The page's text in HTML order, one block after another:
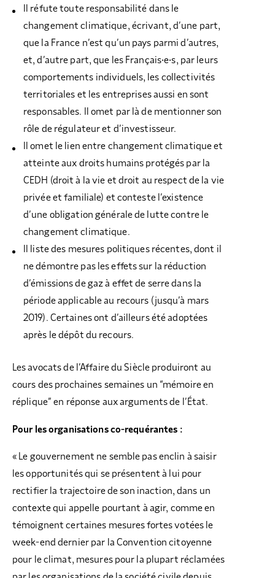
Il réfute toute responsabilité dans le
changement climatique, écrivant, d’une part,
que la France n’est qu’un pays parmi d’autres,
et, d’autre part, que les Français·e·s, par leurs
comportements individuels, les collectivités
territoriales et les entreprises aussi en sont
responsables. Il omet par là de mentionner son
rôle de régulateur et d’investisseur.
Il omet le lien entre changement climatique et
atteinte aux droits humains protégés par la
CEDH (droit à la vie et droit au respect de la vie
privée et familiale) et conteste l’existence
d’une obligation générale de lutte contre le
changement climatique.
Il liste des mesures politiques récentes, dont il
ne démontre pas les effets sur la réduction
d’émissions de gaz à effet de serre dans la
période applicable au recours (jusqu’à mars
2019). Certaines ont d’ailleurs été adoptées
après le dépôt du recours.
Les avocats de l’Affaire du Siècle produiront au
cours des prochaines semaines un “mémoire en
réplique” en réponse aux arguments de l’État.
Pour les organisations co-requérantes :
« Le gouvernement ne semble pas enclin à saisir
les opportunités qui se présentent à lui pour
rectifier la trajectoire de son inaction, dans un
contexte qui appelle pourtant à agir, comme en
témoignent certaines mesures fortes votées le
week-end dernier par la Convention citoyenne
pour le climat, mesures pour la plupart réclamées